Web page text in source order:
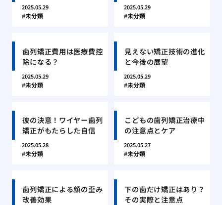
2025.05.29
未分類
2025.05.29
未分類
歯列矯正費用は医療費控
除になる？
2025.05.29
未分類
見えない矯正技術の進化
と今後の展望
2025.05.29
未分類
彼の決意！ワイヤー歯列
矯正がもたらした自信
2025.05.28
未分類
こどもの歯列矯正治療中
の注意点とケア
2025.05.27
未分類
歯列矯正による顔の歪み
改善効果
下の歯だけ矯正はあり？
その実際と注意点